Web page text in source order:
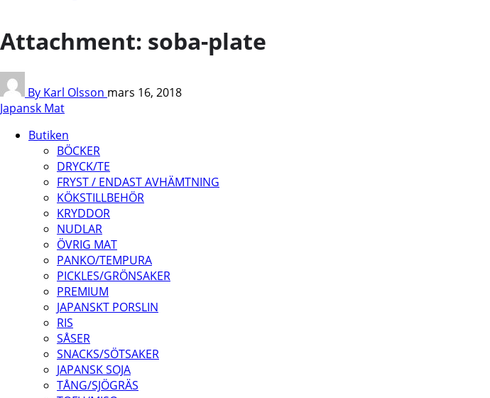
Attachment: soba-plate
By Karl Olsson mars 16, 2018
Japansk Mat
Butiken
BÖCKER
DRYCK/TE
FRYST / ENDAST AVHÄMTNING
KÖKSTILLBEHÖR
KRYDDOR
NUDLAR
ÖVRIG MAT
PANKO/TEMPURA
PICKLES/GRÖNSAKER
PREMIUM
JAPANSKT PORSLIN
RIS
SÅSER
SNACKS/SÖTSAKER
JAPANSK SOJA
TÅNG/SJÖGRÄS